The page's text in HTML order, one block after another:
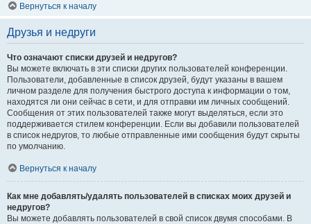
Вернуться к началу
Друзья и недруги
Что означают списки друзей и недругов?
Вы можете включать в эти списки других пользователей конференции.
Пользователи, добавленные в список друзей, будут указаны в вашем
личном разделе для получения быстрого доступа к информации о том,
находятся ли они сейчас в сети, и для отправки им личных сообщений.
Сообщения от этих пользователей также могут выделяться, если это
поддерживается стилем конференции. Если вы добавили пользователей
в список недругов, то любые отправленные ими сообщения будут скрыты
по умолчанию.
Вернуться к началу
Как мне добавлять/удалять пользователей в списках моих друзей и
недругов?
Вы можете добавлять пользователей в свой список двумя способами. В